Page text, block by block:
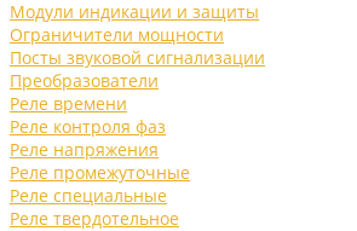
Модули индикации и защиты
Ограничители мощности
Посты звуковой сигнализации
Преобразователи
Реле времени
Реле контроля фаз
Реле напряжения
Реле промежуточные
Реле специальные
Реле твердотельное